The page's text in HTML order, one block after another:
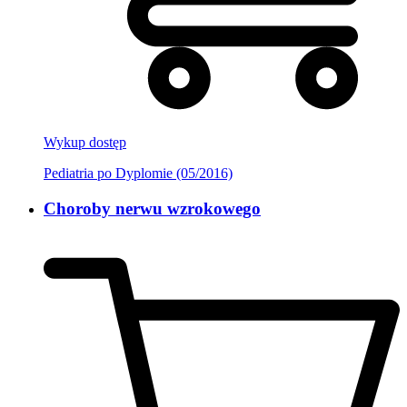
Wykup dostęp
Pediatria po Dyplomie (05/2016)
Choroby nerwu wzrokowego